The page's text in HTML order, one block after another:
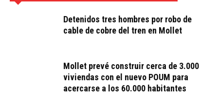
Detenidos tres hombres por robo de
cable de cobre del tren en Mollet
Mollet prevé construir cerca de 3.000
viviendas con el nuevo POUM para
acercarse a los 60.000 habitantes